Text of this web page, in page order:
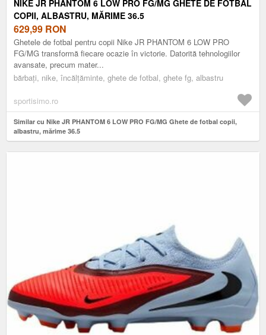
NIKE JR PHANTOM 6 LOW PRO FG/MG GHETE DE FOTBAL
COPII, ALBASTRU, MĂRIME 36.5
629,99 RON
Ghetele de fotbal pentru copii Nike JR PHANTOM 6 LOW PRO
FG/MG transformă fiecare ocazie în victorie. Datorită tehnologiilor
avansate, precum mater...
bărbați, nike, încălțăminte, ghete de fotbal, ghete fg, albastru
sportisimo.ro
Similar cu Nike JR PHANTOM 6 LOW PRO FG/MG Ghete de fotbal copii,
albastru, mărime 36.5